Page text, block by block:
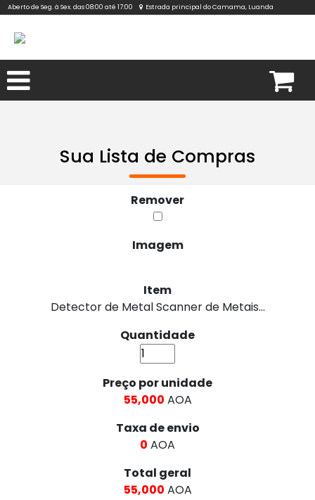
Aberto de Seg. à Sex. das 08:00 até 17:00 Estrada principal do Camama, Luanda
Sua Lista de Compras
Remover
Imagem
Item
Detector de Metal Scanner de Metais...
Quantidade
Preço por unidade
55,000 AOA
Taxa de envio
0 AOA
Total geral
55,000 AOA